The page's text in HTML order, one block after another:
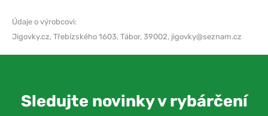
Údaje o výrobcovi:
Jigovky.cz, Třebízského 1603, Tábor, 39002, jigovky@seznam.cz
Sledujte novinky v rybárčení